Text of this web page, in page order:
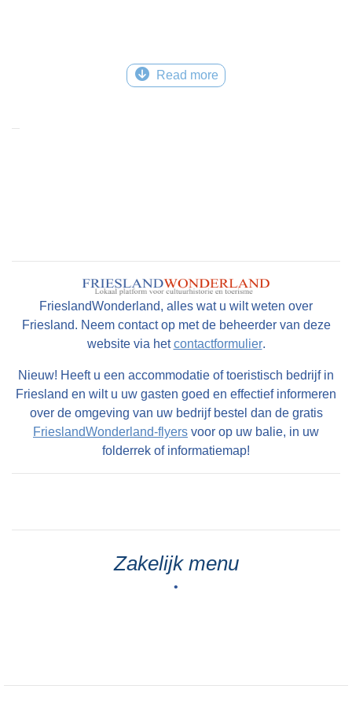
Read more
FrieslandWonderland, alles wat u wilt weten over
Friesland. Neem contact op met de beheerder van deze
website via hetcontactformulier.
Nieuw! Heeft u een accommodatie of toeristisch bedrijf in
Friesland en wilt u uw gasten goed en effectief informeren
over de omgeving van uw bedrijf bestel dan de gratis
FrieslandWonderland-flyers voor op uw balie, in uw
folderrek of informatiemap!
Zakelijk menu
•